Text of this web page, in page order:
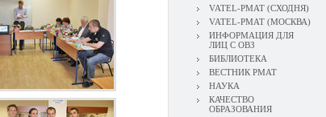
VATEL-РМАТ (СХОДНЯ)
VATEL-РМАТ (МОСКВА)
ИНФОРМАЦИЯ ДЛЯ
ЛИЦ С ОВЗ
БИБЛИОТЕКА
ВЕСТНИК РМАТ
НАУКА
КАЧЕСТВО
ОБРАЗОВАНИЯ